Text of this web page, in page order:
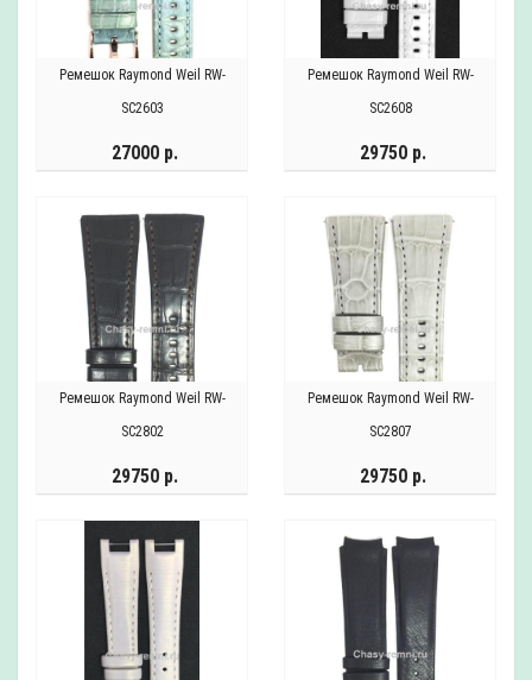
Ремешок Raymond Weil RW-
SC2603
27000 р.
Ремешок Raymond Weil RW-
SC2608
29750 р.
Ремешок Raymond Weil RW-
SC2802
29750 р.
Ремешок Raymond Weil RW-
SC2807
29750 р.